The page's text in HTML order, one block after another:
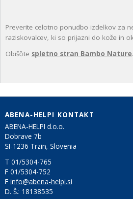
Preverite celotno ponudbo izdelkov za
raziskovalcev, ki so prijazni do kože in
Obiščite spletno stran Bambo Nature.
ABENA-HELPI KONTAKT
ABENA-HELPI d.o.o.
Dobrave 7b
SI-1236 Trzin, Slovenia
T 01/5304-765
F 01/5304-752
E info@abena-helpi.si
D. Š.: 18138535